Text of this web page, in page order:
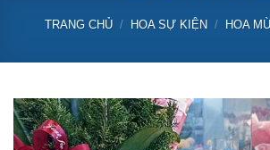
TRANG CHỦ / HOA SỰ KIỆN / HOA